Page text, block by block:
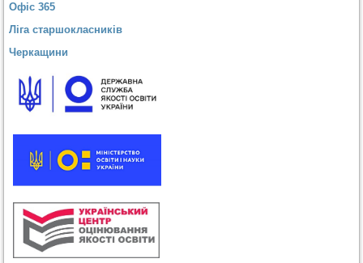
Офіс 365
Ліга старшокласників
Черкащини